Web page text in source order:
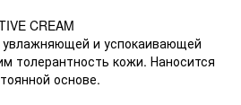
CREAM
увлажняющей и успокаивающей
толерантность кожи. Наносится
основе.